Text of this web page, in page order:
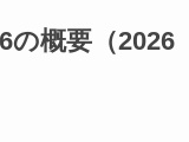
の概要（2026